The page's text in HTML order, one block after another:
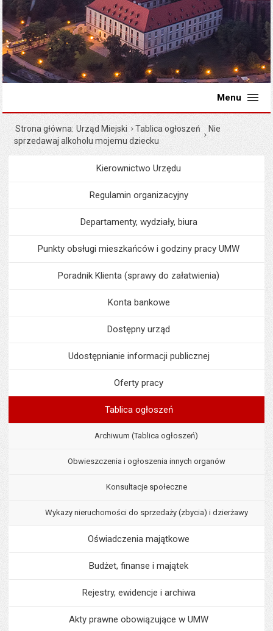
Menu
Strona główna Urząd Miejski Tablica ogłoszeń
Nie
sprzedawaj alkoholu mojemu dziecku
MenuUrząd Miejski
Kierownictwo Urzędu
Regulamin organizacyjny
Departamenty, wydziały, biura
Punkty obsługi mieszkańców i godziny pracy UMW
Poradnik Klienta (sprawy do załatwienia)
Konta bankowe
Dostępny urząd
Udostępnianie informacji publicznej
Oferty pracy
Tablica ogłoszeń
Archiwum (Tablica ogłoszeń)
Obwieszczenia i ogłoszenia innych organów
Konsultacje społeczne
Wykazy nieruchomości do sprzedaży (zbycia) i dzierżawy
Oświadczenia majątkowe
Budżet, finanse i majątek
Rejestry, ewidencje i archiwa
Akty prawne obowiązujące w UMW